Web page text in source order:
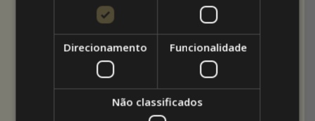
para a cobertura foi desenhada uma estrutura
em ferro galvanizado e lacado para suportar
toldos horizon
que permitem abrir e fechar o
espaço a gosto.
São inúmeras asesplanadas cobertasque a
Arquitetoldos tem feito ao longo de mais de 30
Direcionamento Funcionalidade
Não classificados